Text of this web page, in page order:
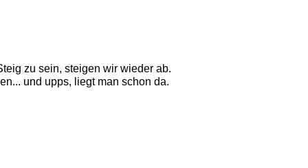
zu sein, steigen wir wieder ab.
und upps, liegt man schon da.